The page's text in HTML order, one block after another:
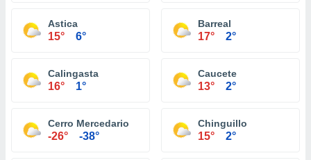
Astica
15° 6°
Barreal
17° 2°
Calingasta
16° 1°
Caucete
13° 2°
Cerro Mercedario
-26° -38°
Chinguillo
15° 2°